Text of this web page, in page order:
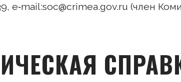
e‑mail:soc@crimea.gov.ru (член